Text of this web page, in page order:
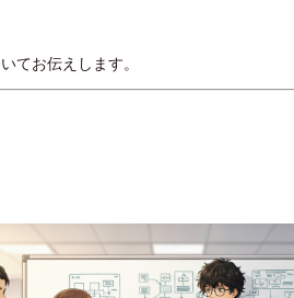
てお伝えします。